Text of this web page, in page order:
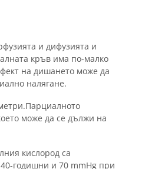
и дифузията и
кръв има по-малко
на дишането може да
налягане.
може да се дължи на
кислород са
годишни и 70 mmHg при